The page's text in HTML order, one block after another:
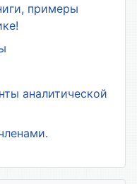
примеры
аналитической